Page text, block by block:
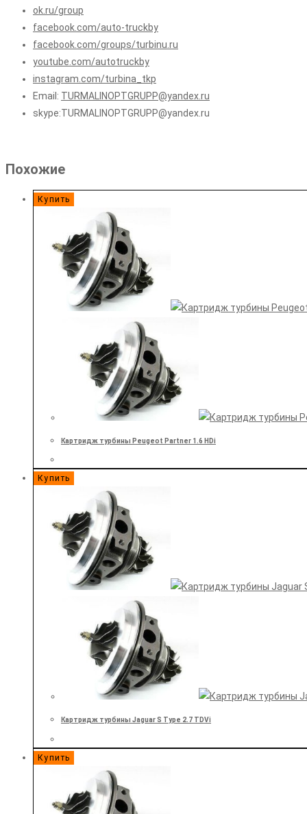
ok.ru/group
facebook.com/auto-truckby
facebook.com/groups/turbinu.ru
youtube.com/autotruckby
instagram.com/turbina_tkp
Email: TURMALINOPTGRUPP@yandex.ru
skype:TURMALINOPTGRUPP@yandex.ru
Похожие
Купить
Картридж турбины Peugeot Partner 1.6 HDi
Купить
Картридж турбины Jaguar S Type 2.7 TDVi
Купить